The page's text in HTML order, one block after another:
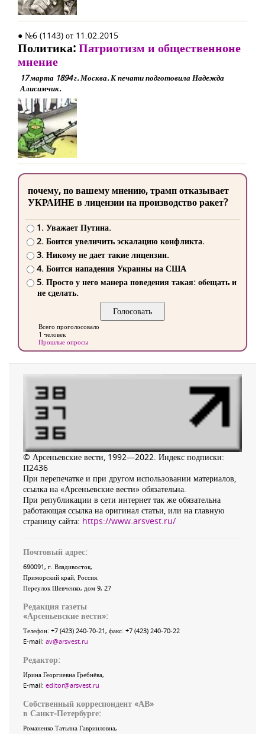
● №6 (1143) от 11.02.2015
Политика:Патриотизм и общественноне
мнение
17 марта 1894 г. Москва. К печати подготовила Надежда
Алисимчик.
почему, по вашему мнению, трамп отказывает
УКРАИНЕ в лицензии на производство ракет?
1. Уважает Путина.
2. Боится увеличить эскалацию конфликта.
3. Никому не дает такие лицензии.
4. Боится нападения Украины на США
5. Просто у него манера поведения такая: обещать и
не сделать.
Всего проголосовало
1 человек
Прошлые опросы
© Арсеньевские вести, 1992—2022. Индекс подписки:
П2436
При перепечатке и при другом использовании материалов,
ссылка на «Арсеньевские вести» обязательна.
При републикации в сети интернет так же обязательна
работающая ссылка на оригинал статьи, или на главную
страницу сайта: https://www.arsvest.ru/
Почтовый адрес:
690091, г. Владивосток,
Приморский край, Россия
Переулок Шевченко, дом 9, 27
Редакция газеты
«Арсеньевские вести»:
Телефон: +7 (423) 240-70-21, факс: +7 (423) 240-70-22
E-mail: av@arsvest.ru
Редактор:
Ирина Георгиевна Гребнёва,
E-mail: editor@arsvest.ru
Собственный корреспондент «АВ»
в Санкт-Петербурге:
Романенко Татьяна Гаврииловна,